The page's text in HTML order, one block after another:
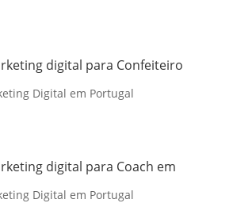
digital para Confeiteiro
Digital em Portugal
digital para Coach em
Digital em Portugal